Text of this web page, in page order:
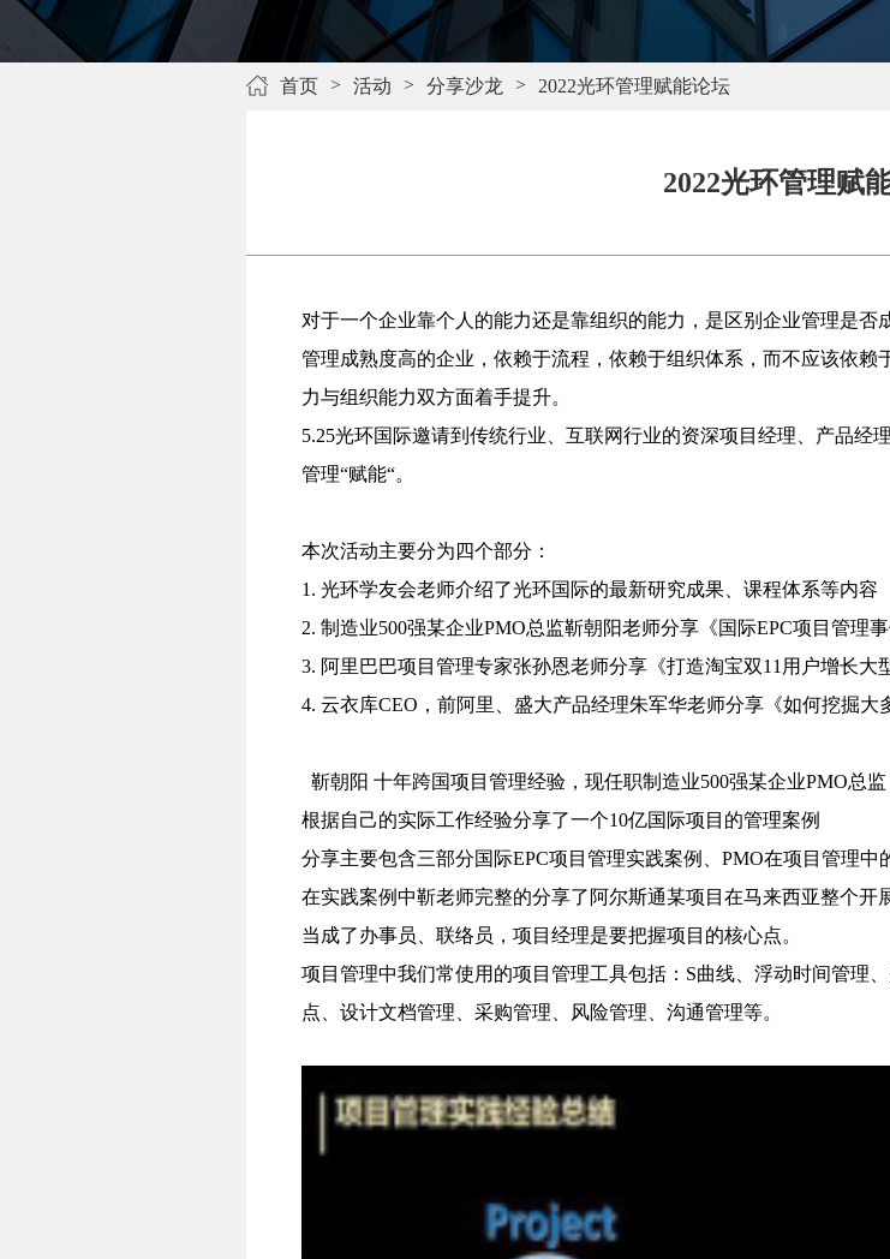
首页 > 活动 > 分享沙龙 > 2022光环管理赋能论坛
2022光环管理赋
对于一个企业靠个人的能力还是靠组织的能力，是区别企业管理是否
管理成熟度高的企业，依赖于流程，依赖于组织体系，而不应该依
力与组织能力双方面着手提升。
5.25光环国际邀请到传统行业、互联网行业的资深项目经理、产品经
管理“赋能“。
本次活动主要分为四个部分：
1. 光环学友会老师介绍了光环国际的最新研究成果、课程体系等内容
2. 制造业500强某企业PMO总监靳朝阳老师分享《国际EPC项目管理事
3. 阿里巴巴项目管理专家张孙恩老师分享《打造淘宝双11用户增长大
4. 云衣库CEO，前阿里、盛大产品经理朱军华老师分享《如何挖掘大
靳朝阳 十年跨国项目管理经验，现任职制造业500强某企业PMO总
根据自己的实际工作经验分享了一个10亿国际项目的管理案例
分享主要包含三部分国际EPC项目管理实践案例、PMO在项目管理中
在实践案例中靳老师完整的分享了阿尔斯通某项目在马来西亚整个
当成了办事员、联络员，项目经理是要把握项目的核心点。
项目管理中我们常使用的项目管理工具包括：S曲线、浮动时间管理
点、设计文档管理、采购管理、风险管理、沟通管理等。